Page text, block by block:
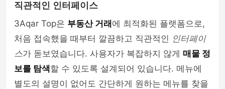
직관적인 인터페이스
3Aqar Top은 부동산 거래 에 최적화된 플랫폼으로,
처음 접속했을 때부터 깔끔하고 직관적인 인터페이
스가 돋보였습니다. 사용자가 복잡하지 않게 매물 정
보를 탐색할 수 있도록 설계되어 있습니다. 메뉴에
별도의 설명이 없어도 간단하게 원하는 메뉴를 찾을